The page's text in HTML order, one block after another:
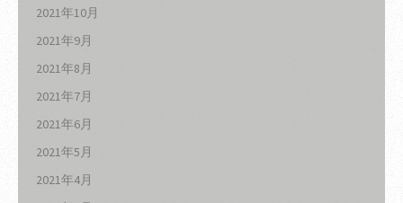
2021年10月
2021年9月
2021年8月
2021年7月
2021年6月
2021年5月
2021年4月